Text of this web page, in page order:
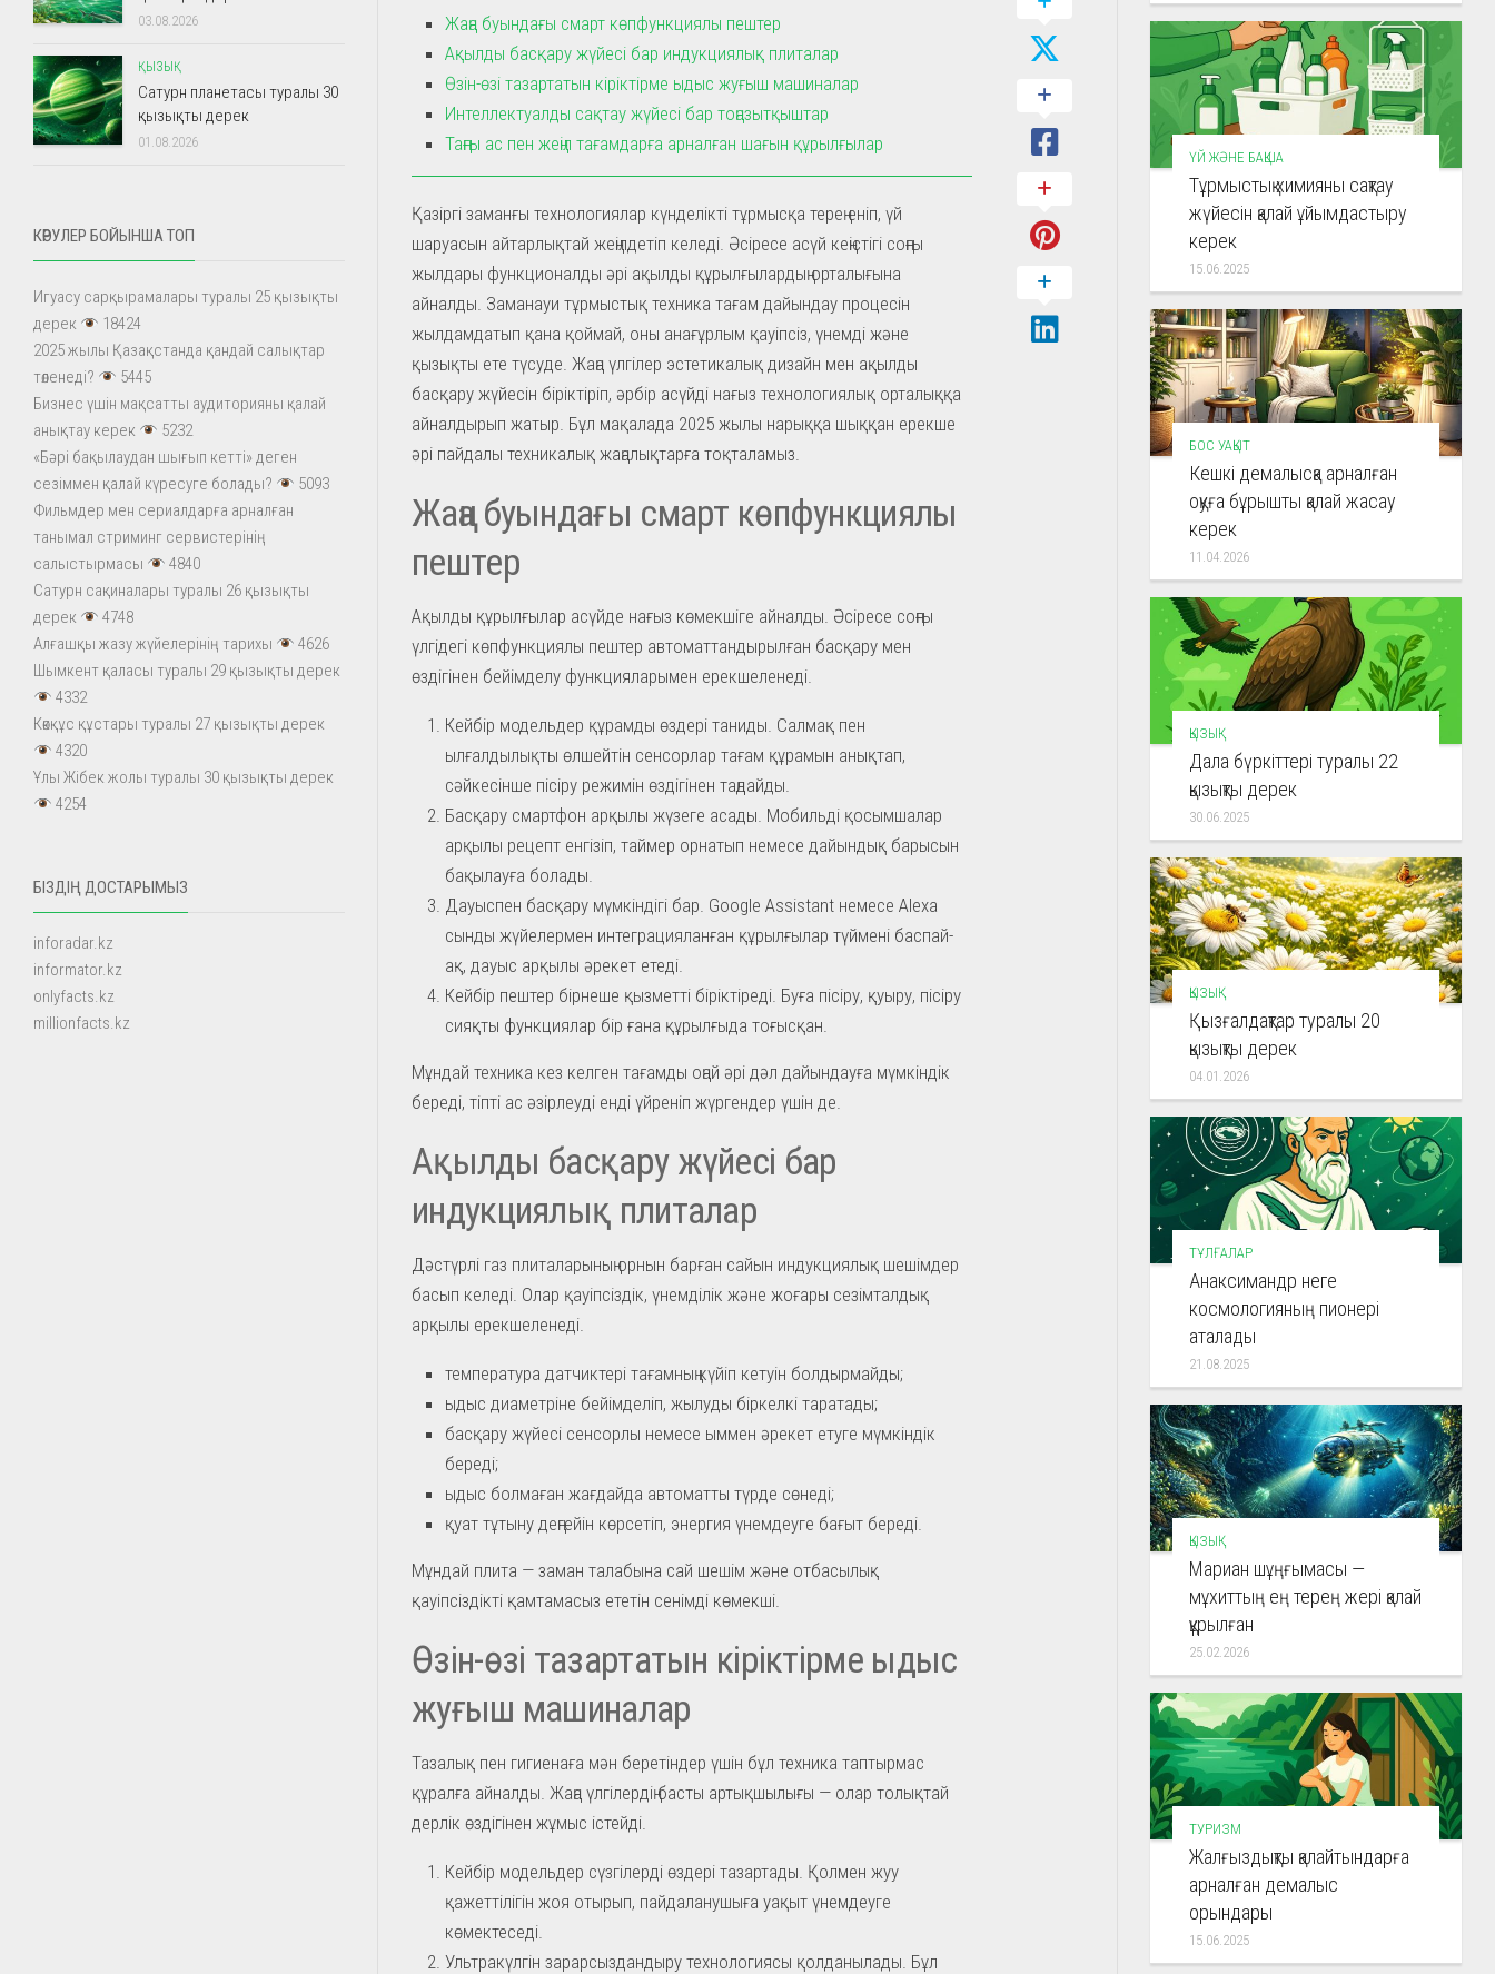
Жаңа буындағы смарт көпфункциялы пештер
Ақылды басқару жүйесі бар индукциялық плиталар
Өзін-өзі тазартатын кіріктірме ыдыс жуғыш машиналар
Интеллектуалды сақтау жүйесі бар тоңазытқыштар
Таңғы ас пен жеңіл тағамдарға арналған шағын құрылғылар
Қазіргі заманғы технологиялар күнделікті тұрмысқа терең еніп, үй
шаруасын айтарлықтай жеңілдетіп келеді. Әсіресе асүй кеңістігі соңғы
жылдары функционалды әрі ақылды құрылғылардың орталығына
айналды. Заманауи тұрмыстық техника тағам дайындау процесін
жылдамдатып қана қоймай, оны анағұрлым қауіпсіз, үнемді және
қызықты ете түсуде. Жаңа үлгілер эстетикалық дизайн мен ақылды
басқару жүйесін біріктіріп, әрбір асүйді нағыз технологиялық орталыққа
айналдырып жатыр. Бұл мақалада 2025 жылы нарыққа шыққан ерекше
әрі пайдалы техникалық жаңалықтарға тоқталамыз.
Жаңа буындағы смарт көпфункциялы
пештер
Ақылды құрылғылар асүйде нағыз көмекшіге айналды. Әсіресе соңғы
үлгідегі көпфункциялы пештер автоматтандырылған басқару мен
өздігінен бейімделу функцияларымен ерекшеленеді.
Кейбір модельдер құрамды өздері таниды. Салмақ пен
ылғалдылықты өлшейтін сенсорлар тағам құрамын анықтап,
сәйкесінше пісіру режимін өздігінен таңдайды.
Басқару смартфон арқылы жүзеге асады. Мобильді қосымшалар
арқылы рецепт енгізіп, таймер орнатып немесе дайындық барысын
бақылауға болады.
Дауыспен басқару мүмкіндігі бар. Google Assistant немесе Alexa
сынды жүйелермен интеграцияланған құрылғылар түймені баспай-
ақ, дауыс арқылы әрекет етеді.
Кейбір пештер бірнеше қызметті біріктіреді. Буға пісіру, қуыру, пісіру
сияқты функциялар бір ғана құрылғыда тоғысқан.
Мұндай техника кез келген тағамды оңай әрі дәл дайындауға мүмкіндік
береді, тіпті ас әзірлеуді енді үйреніп жүргендер үшін де.
Ақылды басқару жүйесі бар
индукциялық плиталар
Дәстүрлі газ плиталарының орнын барған сайын индукциялық шешімдер
басып келеді. Олар қауіпсіздік, үнемділік және жоғары сезімталдық
арқылы ерекшеленеді.
температура датчиктері тағамның күйіп кетуін болдырмайды;
ыдыс диаметріне бейімделіп, жылуды біркелкі таратады;
басқару жүйесі сенсорлы немесе ыммен әрекет етуге мүмкіндік
береді;
ыдыс болмаған жағдайда автоматты түрде сөнеді;
қуат тұтыну деңгейін көрсетіп, энергия үнемдеуге бағыт береді.
Мұндай плита — заман талабына сай шешім және отбасылық
қауіпсіздікті қамтамасыз ететін сенімді көмекші.
Өзін-өзі тазартатын кіріктірме ыдыс
жуғыш машиналар
Тазалық пен гигиенаға мән беретіндер үшін бұл техника таптырмас
құралға айналды. Жаңа үлгілердің басты артықшылығы — олар толықтай
дерлік өздігінен жұмыс істейді.
Кейбір модельдер сүзгілерді өздері тазартады. Қолмен жуу
қажеттілігін жоя отырып, пайдаланушыға уақыт үнемдеуге
көмектеседі.
Ультракүлгін зарарсыздандыру технологиясы қолданылады. Бұл
03.08.2026
ҚЫЗЫҚ
Сатурн планетасы туралы 30
қызықты дерек
01.08.2026
КӨРУЛЕР БОЙЫНША ТОП
Игуасу сарқырамалары туралы 25 қызықты
дерек
18424
2025 жылы Қазақстанда қандай салықтар
төленеді?
5445
Бизнес үшін мақсатты аудиторияны қалай
анықтау керек
5232
«Бәрі бақылаудан шығып кетті» деген
сезіммен қалай күресуге болады?
5093
Фильмдер мен сериалдарға арналған
танымал стриминг сервистерінің
салыстырмасы
4840
Сатурн сақиналары туралы 26 қызықты
дерек
4748
Алғашқы жазу жүйелерінің тарихы
4626
Шымкент қаласы туралы 29 қызықты дерек
4332
Көкқұс құстары туралы 27 қызықты дерек
4320
Ұлы Жібек жолы туралы 30 қызықты дерек
4254
БІЗДІҢ ДОСТАРЫМЫЗ
inforadar.kz
informator.kz
onlyfacts.kz
millionfacts.kz
ҮЙ ЖӘНЕ БАҚША
Тұрмыстық химияны сақтау
жүйесін қалай ұйымдастыру
керек
15.06.2025
БОС УАҚЫТ
Кешкі демалысқа арналған
оқуға бұрышты қалай жасау
керек
11.04.2026
ҚЫЗЫҚ
Дала бүркіттері туралы 22
қызықты дерек
30.06.2025
ҚЫЗЫҚ
Қызғалдақтар туралы 20
қызықты дерек
04.01.2026
ТҰЛҒАЛАР
Анаксимандр неге
космологияның пионері
аталады
21.08.2025
ҚЫЗЫҚ
Мариан шұңғымасы —
мұхиттың ең терең жері қалай
құрылған
25.02.2026
ТУРИЗМ
Жалғыздықты қалайтындарға
арналған демалыс
орындары
15.06.2025